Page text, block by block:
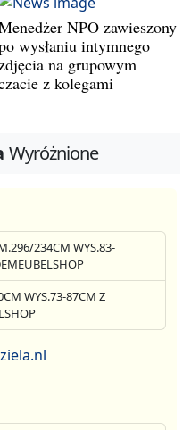
NPO zawieszony
wysłaniu intymnego
na grupowym
z kolegami
Wyróżnione
234CM WYS.83-
WYS.73-87CM Z